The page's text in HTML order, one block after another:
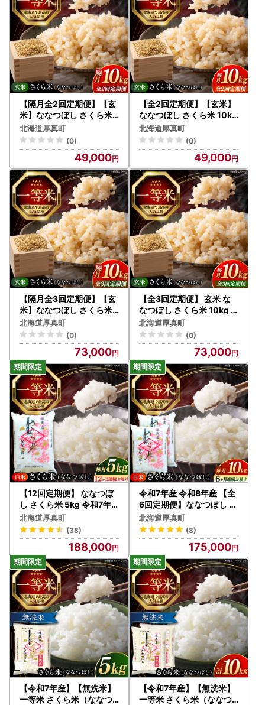
【隔月全2回定期便】【玄
米】ななつぼし さくら米 1
0kg 特A 北海道[AXAB08
1]
北海道厚真町
(0)
49,000
【全2回定期便】【玄米】
ななつぼし さくら米 10kg
特A 北海道[AXAB079]
北海道厚真町
(0)
49,000
【隔月全3回定期便】【玄
米】ななつぼし さくら米 1
0kg 特A 北海道[AXAB08
2]
北海道厚真町
(0)
73,000
【全3回定期便】 玄米 な
なつぼし さくら米 10kg
北海道 玄米 [AXAB080]
北海道厚真町
(0)
73,000
【12回定期便】 ななつぼ
し さくら米 5kg 令和7年
産 令和8年産 白米 精米 ブ
ランド米 [AXAB007]
北海道厚真町
(38)
188,000
令和7年産 令和8年産 【全
6回定期便】ななつぼし さ
くら米 10kg 6ヵ月 北海道
[AXAB023]
北海道厚真町
(8)
175,000
【令和7年産】【無洗米】
一等米 さくら米（ななつ
【令和7年産】【無洗米】
一等米 さくら米（ななつ